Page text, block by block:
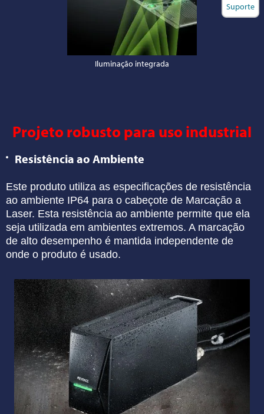
Iluminação integrada
Projeto robusto para uso industrial
Resistência ao Ambiente
Este produto utiliza as especificações de resistência
ao ambiente IP64 para o cabeçote de Marcação a
Laser. Esta resistência ao ambiente permite que ela
seja utilizada em ambientes extremos. A marcação
de alto desempenho é mantida independente de
onde o produto é usado.
Suporte